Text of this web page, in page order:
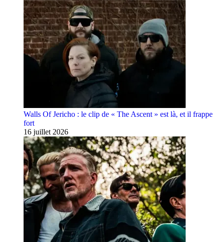
Walls Of Jericho : le clip de « The Ascent » est là, et il frappe
fort
16 juillet 2026